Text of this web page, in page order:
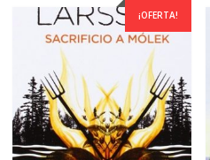
¡OFERTA!